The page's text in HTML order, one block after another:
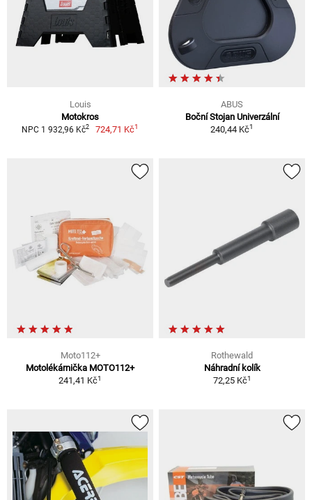
Louis
Motokros
NPC 1 932,96 Kč2 724,71 Kč1
ABUS
Boční Stojan Univerzální
240,44 Kč1
Moto112+
Motolékárnička MOTO112+
241,41 Kč1
Rothewald
Náhradní kolík
72,25 Kč1